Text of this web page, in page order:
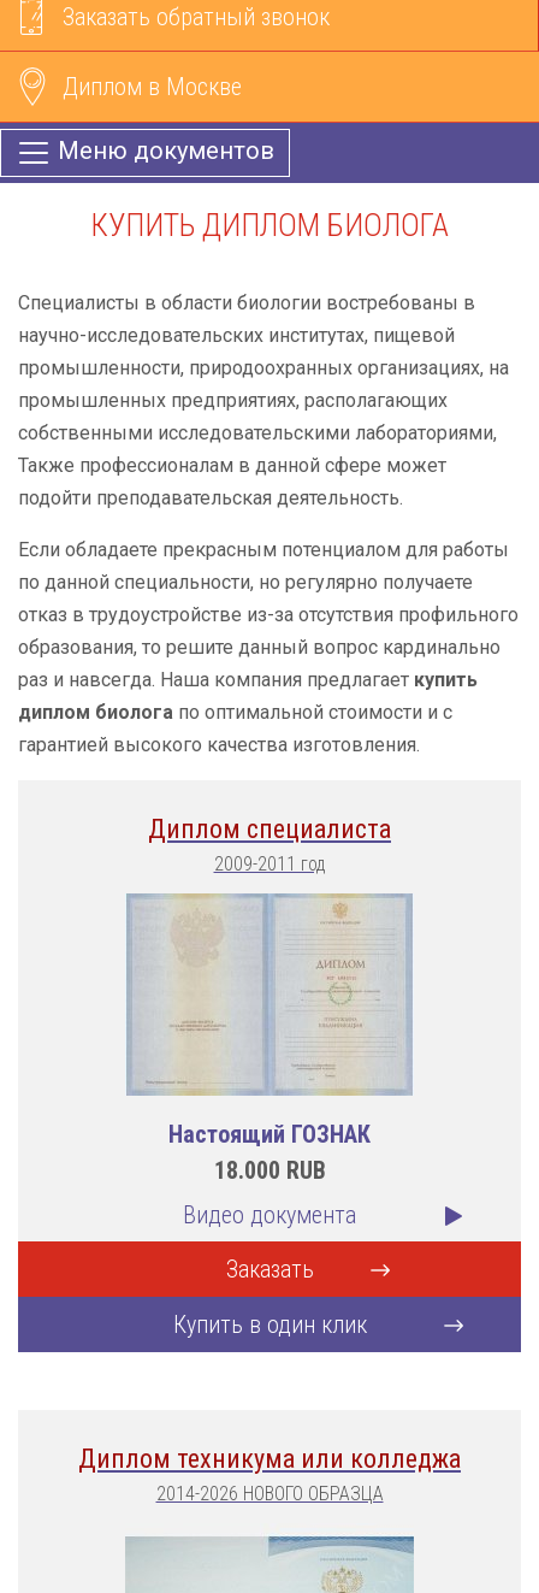
Заказать обратный звонок
Диплом в Москве
Меню документов
КУПИТЬ ДИПЛОМ БИОЛОГА
Специалисты в области биологии востребованы в
научно-исследовательских институтах, пищевой
промышленности, природоохранных организациях, на
промышленных предприятиях, располагающих
собственными исследовательскими лабораториями,
Также профессионалам в данной сфере может
подойти преподавательская деятельность.
Если обладаете прекрасным потенциалом для работы
по данной специальности, но регулярно получаете
отказ в трудоустройстве из-за отсутствия профильного
образования, то решите данный вопрос кардинально
раз и навсегда. Наша компания предлагает купить
диплом биолога по оптимальной стоимости и с
гарантией высокого качества изготовления.
Диплом специалиста
2009-2011 год
Настоящий ГОЗНАК
18.000 RUB
Видео документа
Заказать
Купить в один клик
Диплом техникума или колледжа
2014-2026 НОВОГО ОБРАЗЦА